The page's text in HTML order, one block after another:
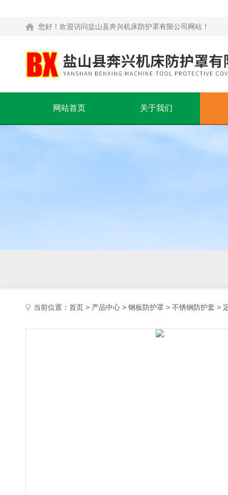
您好！欢迎访问盐山县奔兴机床防护罩有限公司网站！
网站首页 关于我们
当前位置： 首页 > 产品中心 > 钢板防护罩 > 不锈钢防护套 >